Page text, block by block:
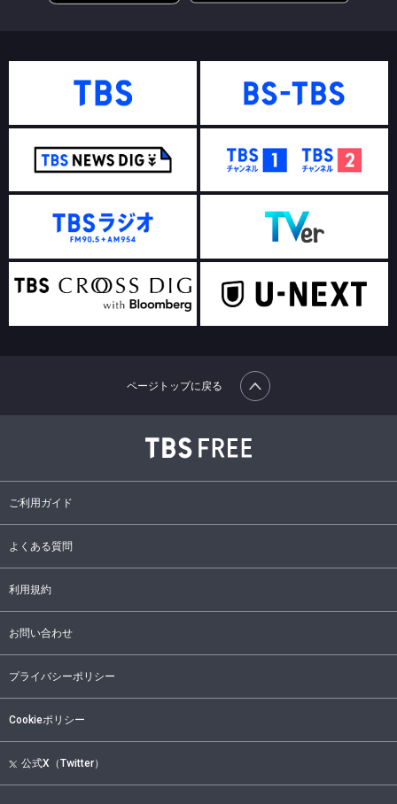
ご利用ガイド
よくある質問
利用規約
お問い合わせ
プライバシーポリシー
Cookieポリシー
公式X（Twitter）
ページトップに戻る